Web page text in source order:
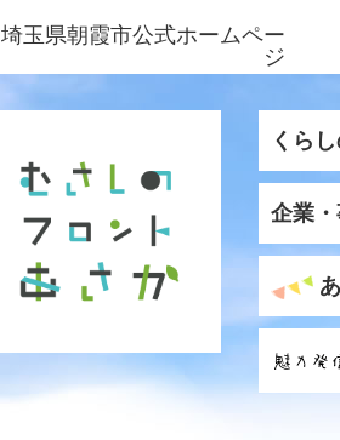
埼玉県朝霞市公式ホームペー
ジ
くら
企業